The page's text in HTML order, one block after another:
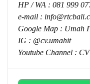
HP / WA : 081 999
e-mail :
Google Map : Umah
IG : @cv.umahit
Youtube Channel :